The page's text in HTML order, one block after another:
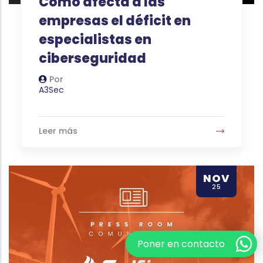
empresas el déficit en
especialistas en
ciberseguridad
Por
Autor
A3Sec
Leer más
NOV
25
Poner en contacto